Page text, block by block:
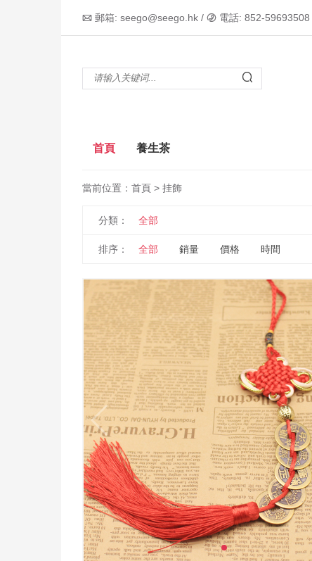
 郵箱: seego@seego.hk /  電話: 852-59693508

首頁 養生茶
當前位置： 首頁 > 挂飾
分類： 全部
排序： 全部 銷量 價格 時間